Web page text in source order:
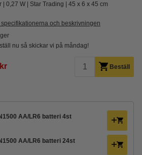
0,27 W Star Trading 45 x 6 x 45 cm
specifikationerna och beskrivningen
nu så skickar vi på måndag!
Beställ
AA/LR6 batteri 4st
AA/LR6 batteri 24st